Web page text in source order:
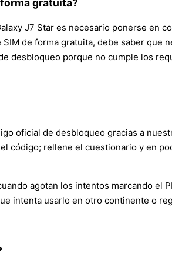
J7 Star es necesario ponerse en
de forma gratuita, debe saber que
desbloqueo porque no cumple los
oficial de desbloqueo gracias a
código; rellene el cuestionario y en
agotan los intentos marcando el
intenta usarlo en otro continente o